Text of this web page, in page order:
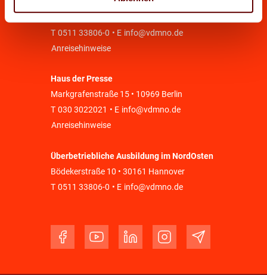
T 0511 33806-0 • E info@vdmno.de
Anreisehinweise
Haus der Presse
Markgrafenstraße 15 • 10969 Berlin
T 030 3022021 • E info@vdmno.de
Anreisehinweise
Überbetriebliche Ausbildung im NordOsten
Bödekerstraße 10 • 30161 Hannover
T 0511 33806-0 • E info@vdmno.de